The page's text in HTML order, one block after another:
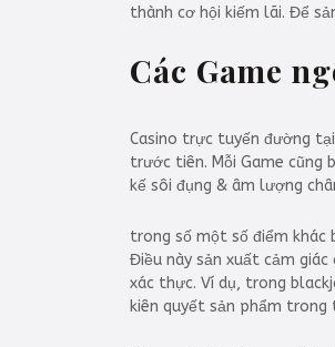
thành cơ hội kiếm lãi. Để
Các Game
Casino trực tuyến đường
trước tiên. Mỗi Game cũng
kế sôi đụng & âm lượng
trong số một số điểm khác
Điều này sản xuất cảm
xác thực. Ví dụ, trong
kiên quyết sản phẩm trong